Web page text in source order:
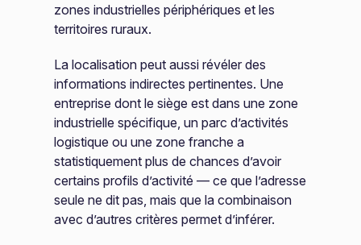
zones industrielles périphériques et les
territoires ruraux.
La localisation peut aussi révéler des
informations indirectes pertinentes. Une
entreprise dont le siège est dans une zone
industrielle spécifique, un parc d’activités
logistique ou une zone franche a
statistiquement plus de chances d’avoir
certains profils d’activité — ce que l’adresse
seule ne dit pas, mais que la combinaison
avec d’autres critères permet d’inférer.